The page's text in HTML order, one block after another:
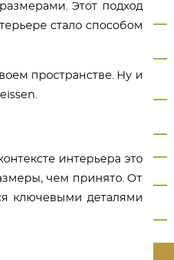
Этот подход
стало способом
пространстве. Ну и
интерьера это
чем принято. От
ключевыми деталями